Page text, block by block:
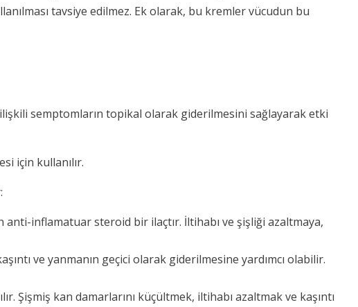
tavsiye edilmez. Ek olarak, bu kremler vücudun bu
semptomların topikal olarak giderilmesini sağlayarak etki
için kullanılır.
anti-inflamatuar steroid bir ilaçtır. İltihabı ve şişliği azaltmaya,
ve yanmanın geçici olarak giderilmesine yardımcı olabilir.
kan damarlarını küçültmek, iltihabı azaltmak ve kaşıntı